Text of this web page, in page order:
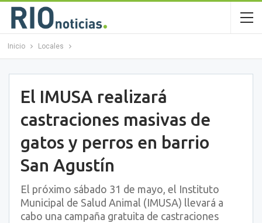
Inicio Locales
El IMUSA realizará
castraciones masivas de
gatos y perros en barrio
San Agustín
El próximo sábado 31 de mayo, el Instituto
Municipal de Salud Animal (IMUSA) llevará a
cabo una campaña gratuita de castraciones